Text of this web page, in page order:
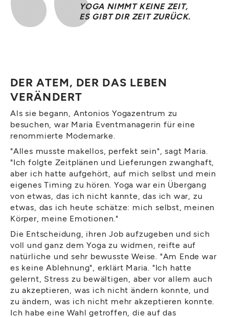
YOGA NIMMT KEINE ZEIT,
ES GIBT DIR ZEIT ZURÜCK.
DER ATEM, DER DAS LEBEN
VERÄNDERT
Als sie begann, Antonios Yogazentrum zu
besuchen, war Maria Eventmanagerin für eine
renommierte Modemarke.
"Alles musste makellos, perfekt sein", sagt Maria.
"Ich folgte Zeitplänen und Lieferungen zwanghaft,
aber ich hatte aufgehört, auf mich selbst und mein
eigenes Timing zu hören. Yoga war ein Übergang
von etwas, das ich nicht kannte, das ich war, zu
etwas, das ich heute schätze: mich selbst, meinen
Körper, meine Emotionen."
Die Entscheidung, ihren Job aufzugeben und sich
voll und ganz dem Yoga zu widmen, reifte auf
natürliche und sehr bewusste Weise. "Am Ende war
es keine Ablehnung", erklärt Maria. "Ich hatte
gelernt, Stress zu bewältigen, aber vor allem auch
zu akzeptieren, was ich nicht ändern konnte, und
zu ändern, was ich nicht mehr akzeptieren konnte.
Ich habe eine Wahl getroffen, die auf das